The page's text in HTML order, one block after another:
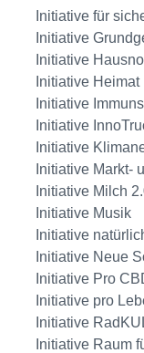
Initiative für
Initiative
Initiative
Initiative
Initiative
Initiative
Initiative
Initiative Markt-
Initiative Milch
Initiative Musik
Initiative
Initiative Neue
Initiative Pro
Initiative pro
Initiative
Initiative Raum